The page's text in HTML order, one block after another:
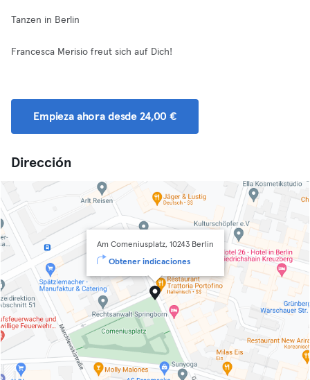
Tanzen in Berlin
Francesca Merisio freut sich auf Dich!
Empieza ahora desde 24,00 €
Dirección
Am Comeniusplatz, 10243 Berlin
Obtener indicaciones